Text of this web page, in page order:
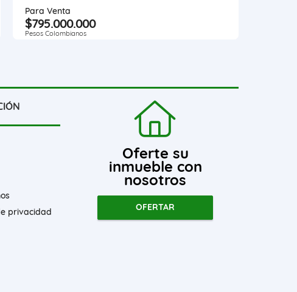
Para Venta
$795.000.000
Pesos Colombianos
privacidad
Oferte su
inmueble con
nosotros
OFERTAR